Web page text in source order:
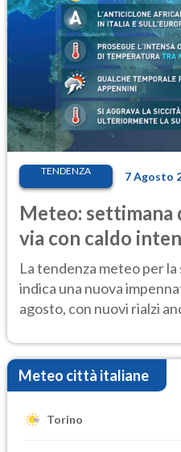
TENDENZA 7 Agosto
Meteo: settimana
via con caldo
temporale
La tendenza meteo per
indica una nuova
agosto, con nuovi rialzi
Meteo città italiane
Torino